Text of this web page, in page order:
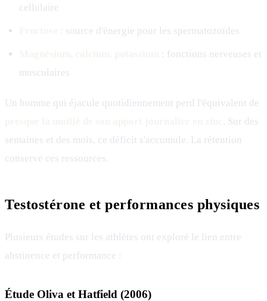
cellulaire
: source d'énergie pour les spermatozoïdes
: fonctions nerveuses et
musculaires
Un homme qui éjacule quotidiennement perd l'équivalent de
. Sur des
semaines et des mois, ce déficit s'accumule. La rétention
conserve ces ressources.
Testostérone et performances physiques
Plusieurs études sur les athlètes ont exploré le lien entre
abstinence et performance :
Étude Oliva et Hatfield (2006)